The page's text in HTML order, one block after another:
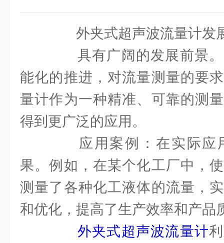
外夹式超声波流量计发
具有广阔的发展前景。
能化的推进，对流量测量的要
量计作为一种精准、可靠的测
得到更广泛的应用。
应用案例：在实际应
果。例如，在某个化工厂中，
测量了各种化工液体的流量，
和优化，提高了生产效率和产品
外夹式超声波流量计